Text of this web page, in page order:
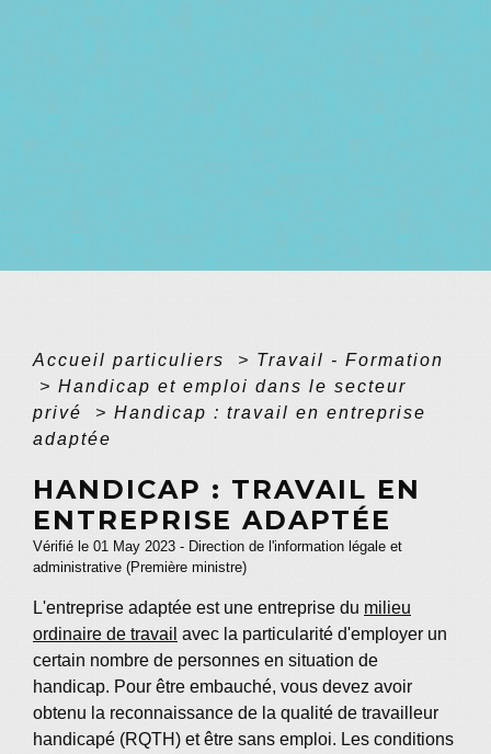
Accueil particuliers > Travail - Formation
> Handicap et emploi dans le secteur
privé
> Handicap : travail en entreprise
adaptée
HANDICAP : TRAVAIL EN
ENTREPRISE ADAPTÉE
Vérifié le 01 May 2023 - Direction de l'information légale et
administrative (Première ministre)
L'entreprise adaptée est une entreprise du milieu
ordinaire de travail avec la particularité d'employer un
certain nombre de personnes en situation de
handicap. Pour être embauché, vous devez avoir
obtenu la reconnaissance de la qualité de travailleur
handicapé (RQTH) et être sans emploi. Les conditions